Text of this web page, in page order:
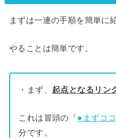
まずは一連の手順を簡単に
やることは簡単です。
・まず、 起点となるリン
これは冒頭の「●まずコ
分です。